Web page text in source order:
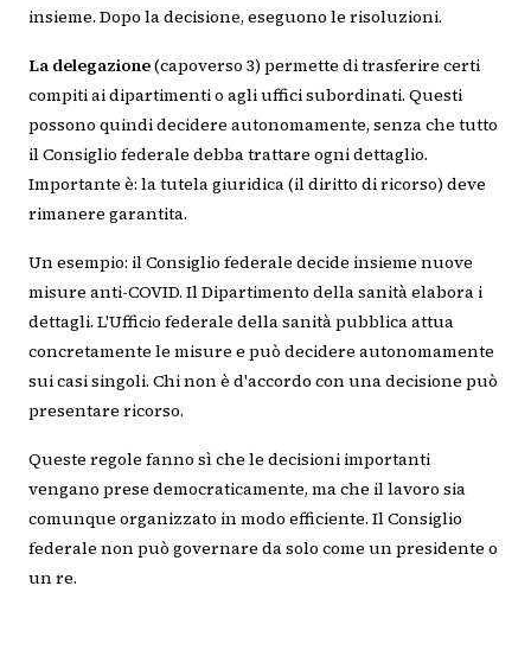
insieme. Dopo la decisione, eseguono le risoluzioni.
La delegazione(capoverso 3) permette di trasferire certi
compiti ai dipartimenti o agli uffici subordinati. Questi
possono quindi decidere autonomamente, senza che tutto
il Consiglio federale debba trattare ogni dettaglio.
Importante è: la tutela giuridica (il diritto di ricorso) deve
rimanere garantita.
Un esempio: il Consiglio federale decide insieme nuove
misure anti-COVID. Il Dipartimento della sanità elabora i
dettagli. L'Ufficio federale della sanità pubblica attua
concretamente le misure e può decidere autonomamente
sui casi singoli. Chi non è d'accordo con una decisione può
presentare ricorso.
Queste regole fanno sì che le decisioni importanti
vengano prese democraticamente, ma che il lavoro sia
comunque organizzato in modo efficiente. Il Consiglio
federale non può governare da solo come un presidente o
un re.